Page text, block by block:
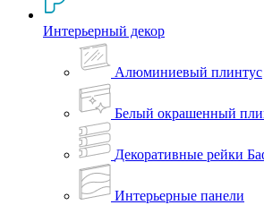
Интерьерный декор
Алюминиевый плинтус
Белый окрашенный
Декоративные рейки
Интерьерные панели